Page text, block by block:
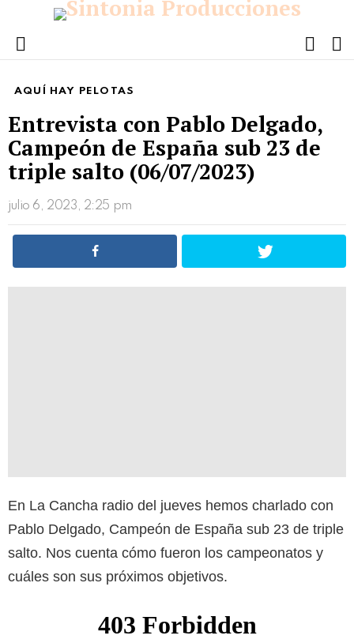
Menu
AQUÍ HAY PELOTAS
Entrevista con Pablo Delgado,
Campeón de España sub 23 de
triple salto (06/07/2023)
julio 6, 2023, 2:25 pm
En La Cancha radio del jueves hemos charlado con
Pablo Delgado, Campeón de España sub 23 de triple
salto. Nos cuenta cómo fueron los campeonatos y
cuáles son sus próximos objetivos.